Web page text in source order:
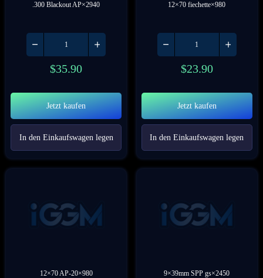
.300 Blackout AP×2940
$35.90
Jetzt kaufen
In den Einkaufswagen legen
12×70 fiechette×980
$23.90
Jetzt kaufen
In den Einkaufswagen legen
12×70 AP-20×980 9×39mm SPP gs×2450